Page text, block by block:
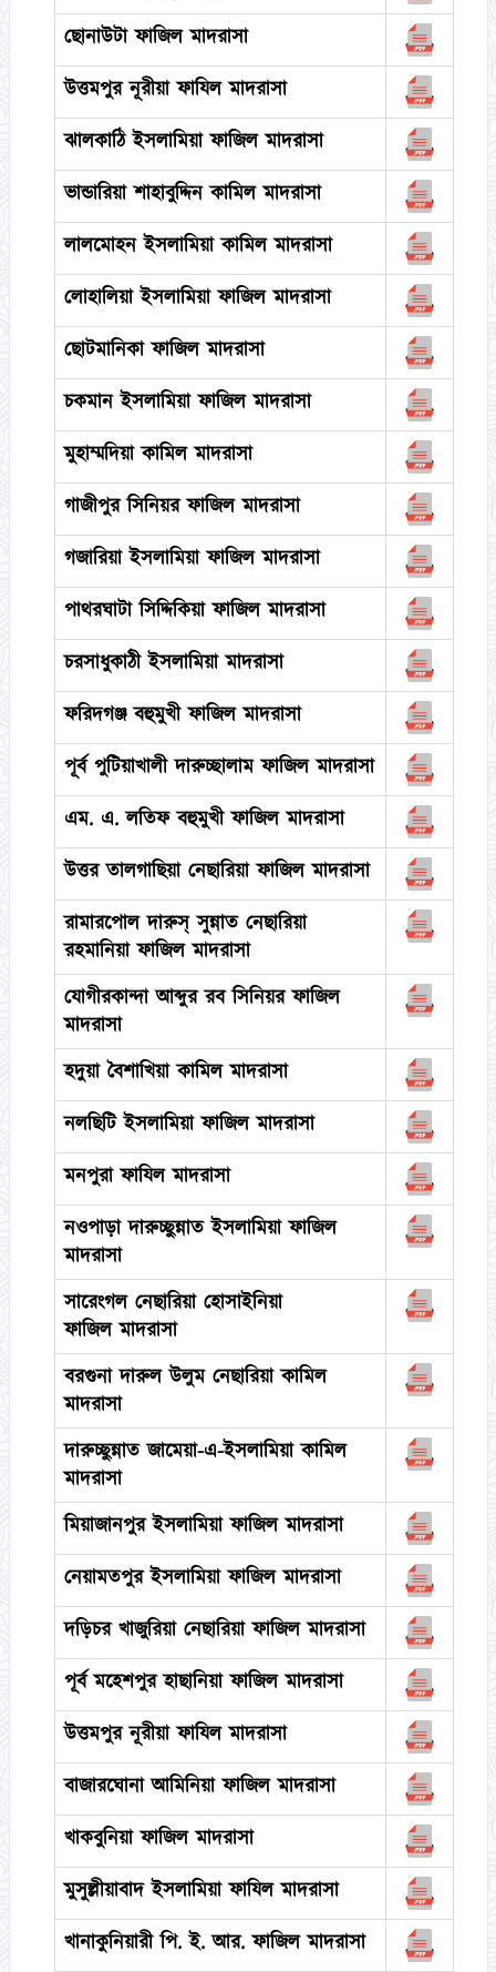
ছোনাউটা ফাজিল মাদরাসা
উত্তমপুর নূরীয়া ফাযিল মাদরাসা
ঝালকাঠি ইসলামিয়া ফাজিল মাদরাসা
ভান্ডারিয়া শাহাবুদ্দিন কামিল মাদরাসা
লালমোহন ইসলামিয়া কামিল মাদরাসা
লোহালিয়া ইসলামিয়া ফাজিল মাদরাসা
ছোটমানিকা ফাজিল মাদরাসা
চকমান ইসলামিয়া ফাজিল মাদরাসা
মুহাম্মদিয়া কামিল মাদরাসা
গাজীপুর সিনিয়র ফাজিল মাদরাসা
গজারিয়া ইসলামিয়া ফাজিল মাদরাসা
পাথরঘাটা সিদ্দিকিয়া ফাজিল মাদরাসা
চরসাধুকাঠী ইসলামিয়া মাদরাসা
ফরিদগঞ্জ বহুমুখী ফাজিল মাদরাসা
পূর্ব পুটিয়াখালী দারুচ্ছালাম ফাজিল মাদরাসা
এম. এ. লতিফ বহুমুখী ফাজিল মাদরাসা
উত্তর তালগাছিয়া নেছারিয়া ফাজিল মাদরাসা
রামারপোল দারুস্ সুন্নাত নেছারিয়া
রহমানিয়া ফাজিল মাদরাসা
যোগীরকান্দা আব্দুর রব সিনিয়র ফাজিল
মাদরাসা
হদুয়া বৈশাখিয়া কামিল মাদরাসা
নলছিটি ইসলামিয়া ফাজিল মাদরাসা
মনপুরা ফাযিল মাদরাসা
নওপাড়া দারুচ্ছুন্নাত ইসলামিয়া ফাজিল
মাদরাসা
সারেংগল নেছারিয়া হোসাইনিয়া
ফাজিল মাদরাসা
বরগুনা দারুল উলুম নেছারিয়া কামিল
মাদরাসা
দারুচ্ছুন্নাত জামেয়া-এ-ইসলামিয়া কামিল
মাদরাসা
মিয়াজানপুর ইসলামিয়া ফাজিল মাদরাসা
নেয়ামতপুর ইসলামিয়া ফাজিল মাদরাসা
দড়িচর খাজুরিয়া নেছারিয়া ফাজিল মাদরাসা
পূর্ব মহেশপুর হাছানিয়া ফাজিল মাদরাসা
উত্তমপুর নূরীয়া ফাযিল মাদরাসা
বাজারঘোনা আমিনিয়া ফাজিল মাদরাসা
খাকবুনিয়া ফাজিল মাদরাসা
মুসুল্লীয়াবাদ ইসলামিয়া ফাযিল মাদরাসা
খানাকুনিয়ারী পি. ই. আর. ফাজিল মাদরাসা